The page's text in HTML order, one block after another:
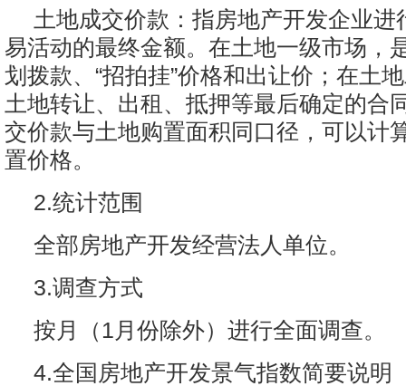
土地成交价款：指房地产开发企业进
易活动的最终金额。在土地一级市场，
划拨款、“招拍挂”价格和出让价；在土
土地转让、出租、抵押等最后确定的合
交价款与土地购置面积同口径，可以计
置价格。
2.统计范围
全部房地产开发经营法人单位。
3.调查方式
按月（1月份除外）进行全面调查。
4.全国房地产开发景气指数简要说明